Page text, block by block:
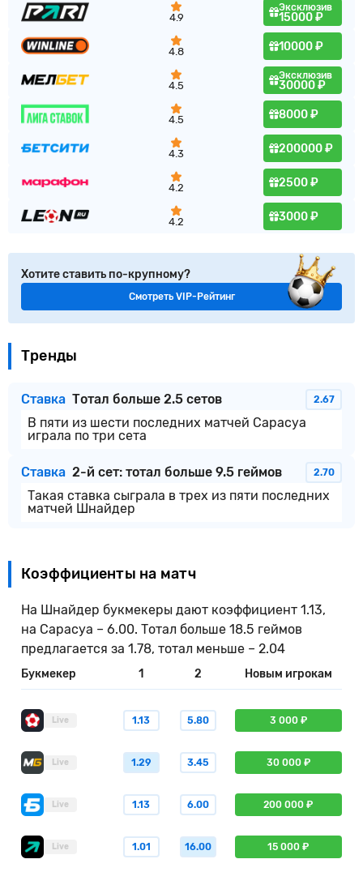
4.9
Эксклюзив
15000 ₽
4.8 10000 ₽
4.5
Эксклюзив
30000 ₽
4.5 8000 ₽
4.3 200000 ₽
4.2 2500 ₽
4.2 3000 ₽
Хотите ставить по-крупному?
Смотреть VIP-Рейтинг
Тренды
Ставка Тотал больше 2.5 сетов 2.67
В пяти из шести последних матчей Сарасуа
играла по три сета
Ставка 2-й сет: тотал больше 9.5 геймов 2.70
Такая ставка сыграла в трех из пяти последних
матчей Шнайдер
Коэффициенты на матч
На Шнайдер букмекеры дают коэффициент 1.13,
на Сарасуа – 6.00. Тотал больше 18.5 геймов
предлагается за 1.78, тотал меньше – 2.04
Букмекер 1 2 Новым игрокам
Live 1.13 5.80 3 000 ₽
Live 1.29 3.45 30 000 ₽
Live 1.13 6.00 200 000 ₽
Live 1.01 16.00 15 000 ₽